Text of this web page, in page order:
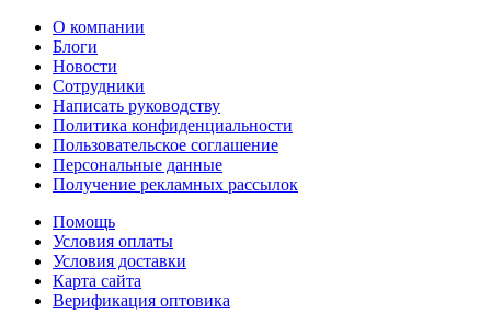
О компании
Блоги
Новости
Сотрудники
Написать руководству
Политика конфиденциальности
Пользовательское соглашение
Персональные данные
Получение рекламных рассылок
Помощь
Условия оплаты
Условия доставки
Карта сайта
Верификация оптовика